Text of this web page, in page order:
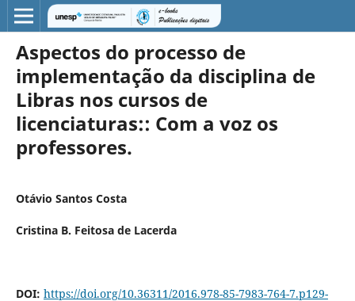
Aspectos do processo de
implementação da disciplina de
Libras nos cursos de
licenciaturas:: Com a voz os
professores.
Otávio Santos Costa
Cristina B. Feitosa de Lacerda
DOI: https://doi.org/10.36311/2016.978-85-7983-764-7.p129-